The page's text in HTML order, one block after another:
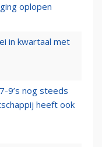
oplopen
in kwartaal met
9’s nog steeds
heeft ook